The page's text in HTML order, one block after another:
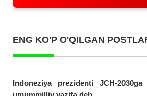
ENG KO'P O'QILGAN
Indoneziya prezidenti JCH-